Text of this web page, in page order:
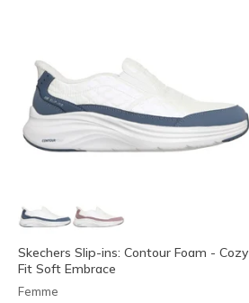
Skechers Slip-ins: Contour Foam - Cozy
Fit Soft Embrace
Femme